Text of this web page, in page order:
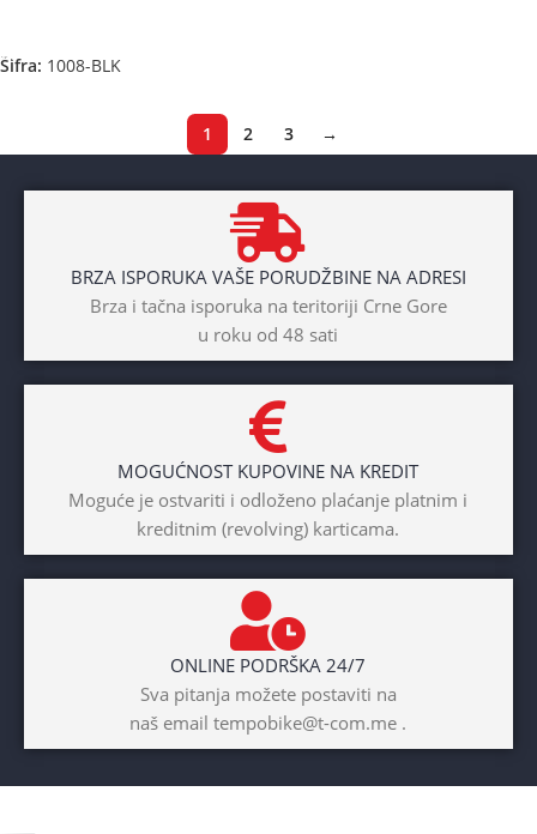
Šifra: 1008-BLK
1 2 3 →
BRZA ISPORUKA VAŠE PORUDŽBINE NA ADRESI
Brza i tačna isporuka na teritoriji Crne Gore
u roku od 48 sati
MOGUĆNOST KUPOVINE NA KREDIT
Moguće je ostvariti i odloženo plaćanje platnim i
kreditnim (revolving) karticama.
ONLINE PODRŠKA 24/7
Sva pitanja možete postaviti na
naš email tempobike@t-com.me .